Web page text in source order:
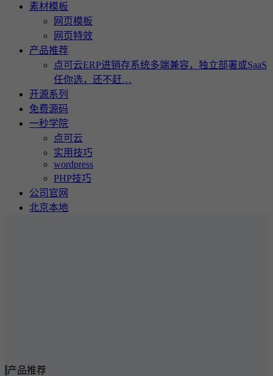
素材模板
网页模板
网页特效
产品推荐
点可云ERP进销存系统多端兼容，独立部署或SaaS
任你选，还不赶…
开源系列
免费源码
一秒学院
点可云
实用技巧
wordpress
PHP技巧
公司官网
北京本地
产品推荐